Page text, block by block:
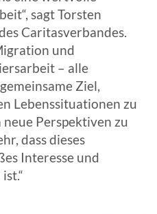
sagt Torsten
Caritasverbandes.
und
– alle
Ziel,
Lebenssituationen zu
Perspektiven zu
dass dieses
Interesse und